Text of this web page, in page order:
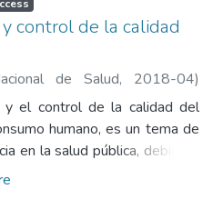
expuesta al riesgo de
Chikungunya y Zika.
control de la calidad
de Salud, 2018-04)
Alicia ;Vásquez León,
;Moreno Gutiérrez,
;Ordoñez Fuentes, Flor
Peter Alexander
y el control de la calidad del
humano, es un tema de
en la salud pública, debido a
del agua abastecida en una